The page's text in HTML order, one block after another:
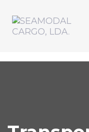
links
primary
to